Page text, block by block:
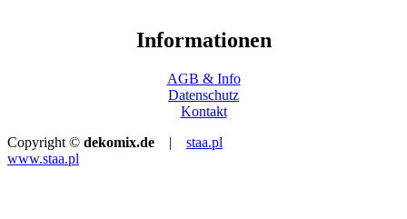
Informationen
AGB & Info
Datenschutz
Kontakt
Copyright © dekomix.de | staa.pl
www.staa.pl